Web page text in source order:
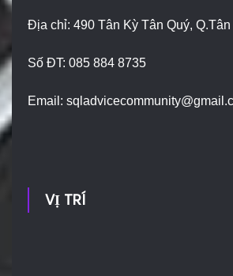
Địa chỉ: 490 Tân Kỳ Tân Quý,
Số ĐT: 085 884 8735
Email:
VỊ TRÍ